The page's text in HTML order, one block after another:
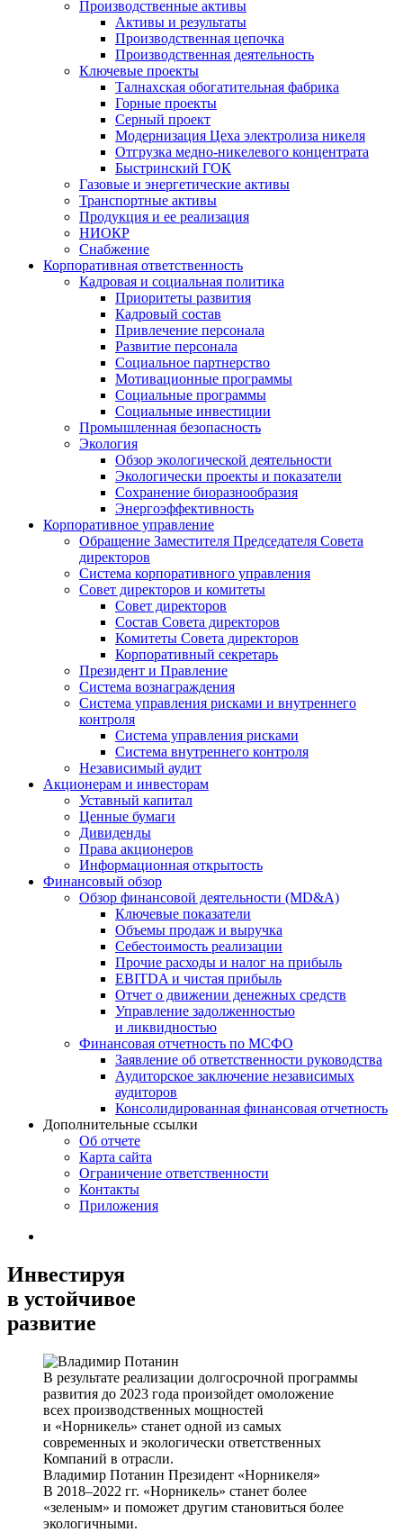
Производственные активы
Активы и результаты
Производственная цепочка
Производственная деятельность
Ключевые проекты
Талнахская обогатительная фабрика
Горные проекты
Серный проект
Модернизация Цеха электролиза никеля
Отгрузка медно-никелевого концентрата
Быстринский ГОК
Газовые и энергетические активы
Транспортные активы
Продукция и ее реализация
НИОКР
Снабжение
Корпоративная ответственность
Кадровая и социальная политика
Приоритеты развития
Кадровый состав
Привлечение персонала
Развитие персонала
Социальное партнерство
Мотивационные программы
Социальные программы
Социальные инвестиции
Промышленная безопасность
Экология
Обзор экологической деятельности
Экологически проекты и показатели
Сохранение биоразнообразия
Энергоэффективность
Корпоративное управление
Обращение Заместителя Председателя Совета
директоров
Система корпоративного управления
Совет директоров и комитеты
Совет директоров
Состав Совета директоров
Комитеты Совета директоров
Корпоративный секретарь
Президент и Правление
Система вознаграждения
Система управления рисками и внутреннего
контроля
Система управления рисками
Система внутреннего контроля
Независимый аудит
Акционерам и инвесторам
Уставный капитал
Ценные бумаги
Дивиденды
Права акционеров
Информационная открытость
Финансовый обзор
Обзор финансовой деятельности (MD&A)
Ключевые показатели
Объемы продаж и выручка
Себестоимость реализации
Прочие расходы и налог на прибыль
EBITDA и чистая прибыль
Отчет о движении денежных средств
Управление задолженностью
и ликвидностью
Финансовая отчетность по МСФО
Заявление об ответственности руководства
Аудиторское заключение независимых
аудиторов
Консолидированная финансовая отчетность
Дополнительные ссылки
Об отчете
Карта сайта
Ограничение ответственности
Контакты
Приложения
Инвестируя
в устойчивое
развитие
В результате реализации долгосрочной программы
развития до 2023 года произойдет омоложение
всех производственных мощностей
и «Норникель» станет одной из самых
современных и экологически ответственных
Компаний в отрасли.
Владимир Потанин Президент «Норникеля»
В 2018–2022 гг. «Норникель» станет более
«зеленым» и поможет другим становиться более
экологичными.